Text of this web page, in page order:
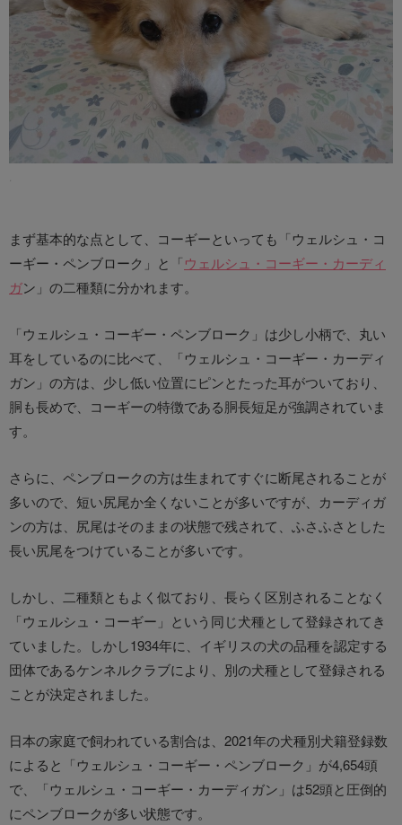
まず基本的な点として、コーギーといっても「ウェルシュ・コ
ーギー・ペンブローク」と「ウェルシュ・コーギー・カーディ
ガン」の二種類に分かれます。
「ウェルシュ・コーギー・ペンブローク」は少し小柄で、丸い
耳をしているのに比べて、「ウェルシュ・コーギー・カーディ
ガン」の方は、少し低い位置にピンとたった耳がついており、
胴も長めで、コーギーの特徴である胴長短足が強調されていま
す。
さらに、ペンブロークの方は生まれてすぐに断尾されることが
多いので、短い尻尾か全くないことが多いですが、カーディガ
ンの方は、尻尾はそのままの状態で残されて、ふさふさとした
長い尻尾をつけていることが多いです。
しかし、二種類ともよく似ており、長らく区別されることなく
「ウェルシュ・コーギー」という同じ犬種として登録されてき
ていました。しかし1934年に、イギリスの犬の品種を認定する
団体であるケンネルクラブにより、別の犬種として登録される
ことが決定されました。
日本の家庭で飼われている割合は、2021年の犬種別犬籍登録数
によると「ウェルシュ・コーギー・ペンブローク」が4,654頭
で、「ウェルシュ・コーギー・カーディガン」は52頭と圧倒的
にペンブロークが多い状態です。